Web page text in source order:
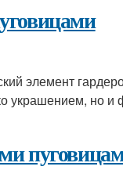
элемент
украшением, но